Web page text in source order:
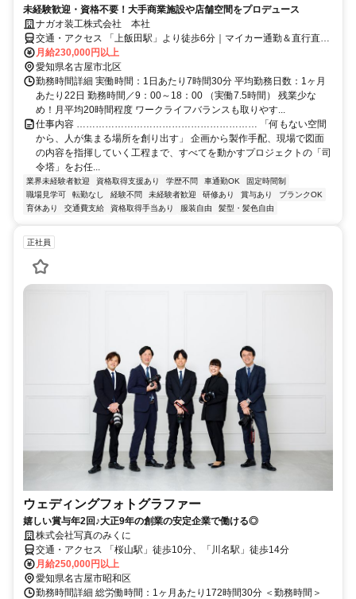
未経験歓迎・資格不要！大手商業施設や店舗空間をプロデュース
ナガオ装工株式会社 本社
交通・アクセス 「上飯田駅」より徒歩6分｜マイカー通勤＆直行直帰
OK
月給230,000円以上
愛知県名古屋市北区
勤務時間詳細 実働時間：1日あたり7時間30分 平均勤務日数：1ヶ月
あたり22日 勤務時間／9：00～18：00 （実働7.5時間） 残業少な
め！月平均20時間程度 ワークライフバランスも取りやす...
仕事内容 ………………………………………………… 「何もない空間
から、人が集まる場所を創り出す」 企画から製作手配、現場で図面
の内容を指揮していく工程まで、すべてを動かすプロジェクトの「司
令塔」をお任...
業界未経験者歓迎 資格取得支援あり 学歴不問 車通勤OK
固定時間制
職場見学可
転勤なし 経験不問 未経験者歓迎 研修あり 賞与あり
ブランクOK
育休あり
交通費支給 資格取得手当あり 服装自由 髪型・髪色自由
正社員
ウェディングフォトグラファー
嬉しい賞与年2回♪大正9年の創業の安定企業で働ける◎
株式会社写真のみくに
交通・アクセス 「桜山駅」徒歩10分、「川名駅」徒歩14分
月給250,000円以上
愛知県名古屋市昭和区
勤務時間詳細 総労働時間：1ヶ月あたり172時間30分 ＜勤務時間＞